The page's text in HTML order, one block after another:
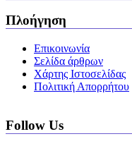
Πλοήγηση
Επικοινωνία
Σελίδα άρθρων
Χάρτης Ιστοσελίδας
Πολιτική Απορρήτου
Follow Us